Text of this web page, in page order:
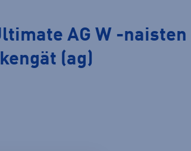
AG W -naisten
(ag)